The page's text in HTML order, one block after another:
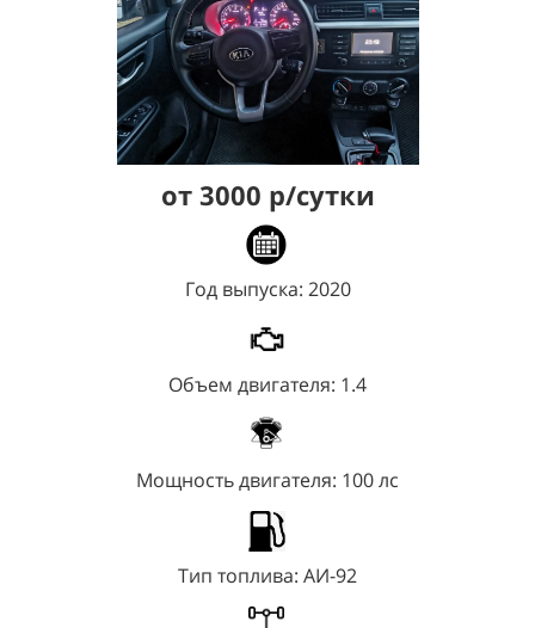
от 3000 р/сутки
Год выпуска: 2020
Объем двигателя: 1.4
Мощность двигателя: 100 лс
Тип топлива: АИ-92